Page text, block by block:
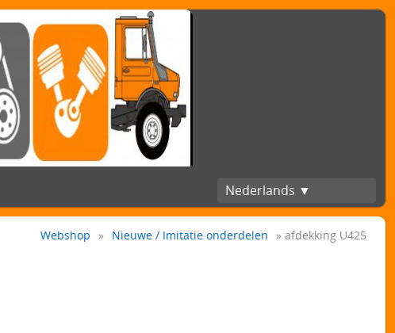
Nederlands ▼
Webshop » Nieuwe / Imitatie onderdelen » afdekking U425